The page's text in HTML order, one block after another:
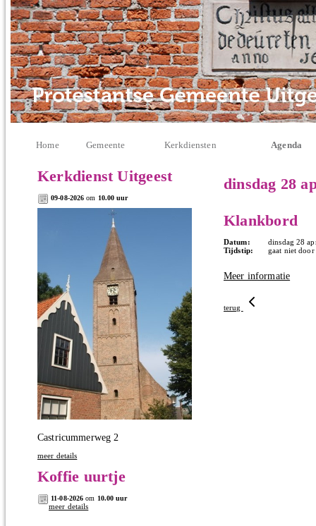
Kerkdienst Uitgeest
09-08-2026 om 10.00 uur
Castricummerweg 2
meer details
Koffie uurtje
11-08-2026 om 10.00 uur
meer details
dinsdag 28
Klankbord
Datum:
dinsdag 28
Tijdstip:
gaat niet
Meer informatie
terug
Home Gemeente Kerkdiensten Agenda